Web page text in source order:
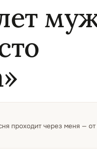
проходит через меня —